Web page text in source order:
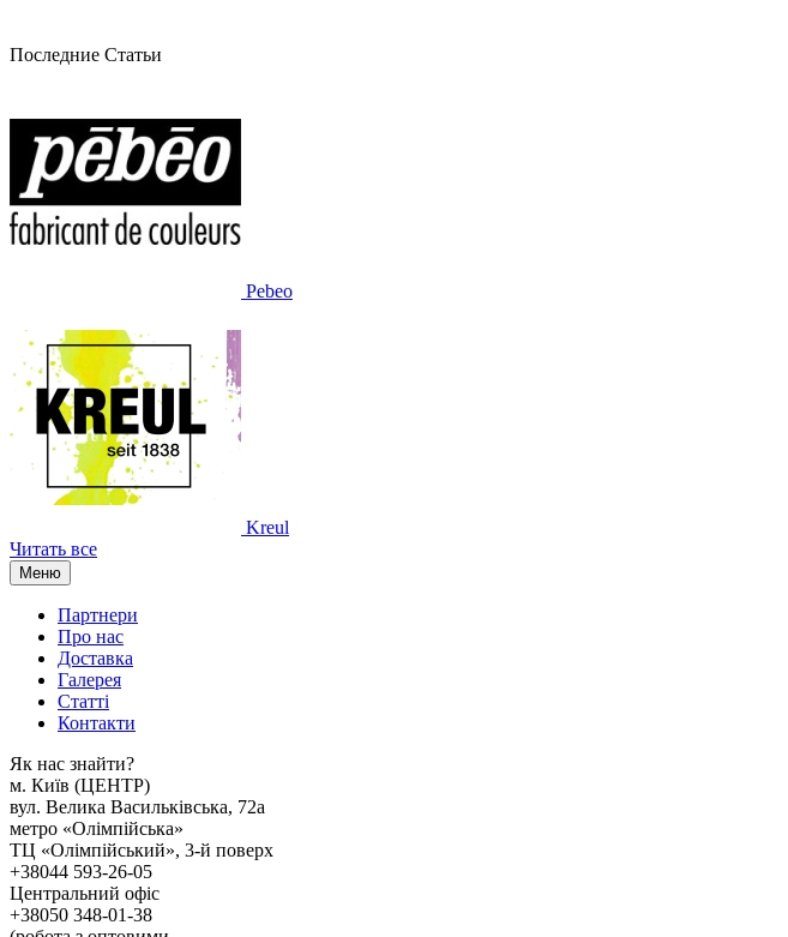
Последние Статьи
Pebeo
Kreul
Читать все
Меню
Партнери
Про нас
Доставка
Галерея
Статтi
Контакти
Як наc знайти?
м. Киïв (ЦЕНТР)
вул. Велика Васильківська, 72а
метро «Олімпійська»
ТЦ «Олімпійський», 3-й поверх
+38044 593-26-05
Центральний офіс
+38050 348-01-38